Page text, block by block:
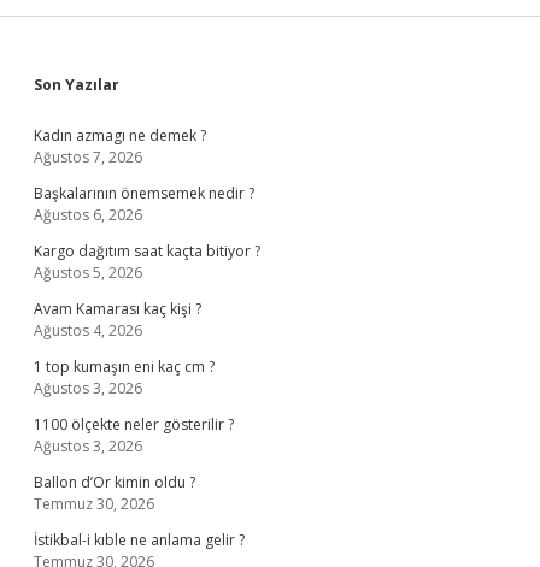
Sidebar
Son Yazılar
Kadın azmagı ne demek ?
Ağustos 7, 2026
Başkalarının önemsemek nedir ?
Ağustos 6, 2026
Kargo dağıtım saat kaçta bitiyor ?
Ağustos 5, 2026
Avam Kamarası kaç kişi ?
Ağustos 4, 2026
1 top kumaşın eni kaç cm ?
Ağustos 3, 2026
1100 ölçekte neler gösterilir ?
Ağustos 3, 2026
Ballon d’Or kimin oldu ?
Temmuz 30, 2026
İstikbal-i kıble ne anlama gelir ?
Temmuz 30, 2026